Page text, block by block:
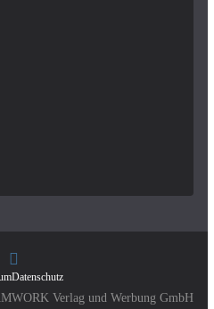
Datenschutz
Verlag und Werbung GmbH